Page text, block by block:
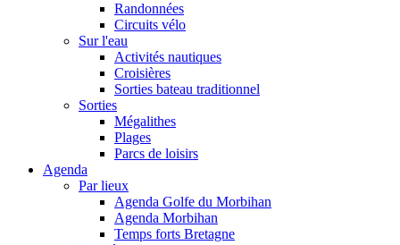
Randonnées
Circuits vélo
Sur l'eau
Activités nautiques
Croisières
Sorties bateau traditionnel
Sorties
Mégalithes
Plages
Parcs de loisirs
Agenda
Par lieux
Agenda Golfe du Morbihan
Agenda Morbihan
Temps forts Bretagne